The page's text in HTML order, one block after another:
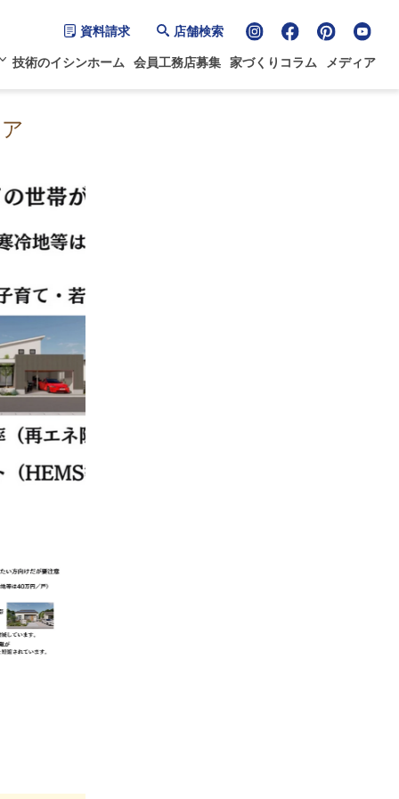
資料請求
店舗検索
技術のイシンホーム 会員工務店募集 家づくりコラム メディア